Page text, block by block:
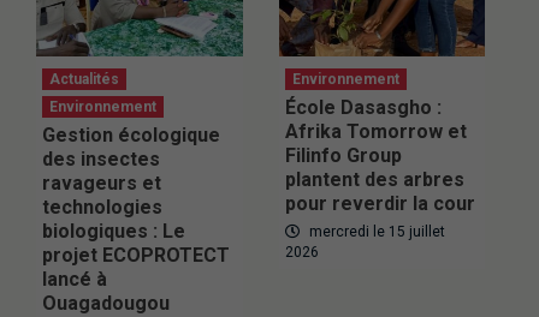
Actualités
Environnement
Gestion écologique
des insectes
ravageurs et
technologies
biologiques : Le
projet ECOPROTECT
lancé à
Ouagadougou
Environnement
École Dasasgho :
Afrika Tomorrow et
Filinfo Group
plantent des arbres
pour reverdir la cour
mercredi le 15 juillet
2026